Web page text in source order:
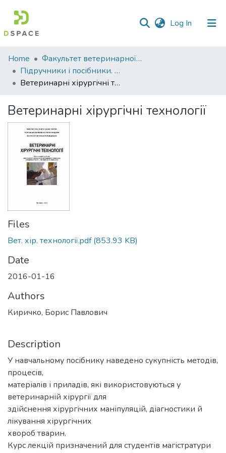
Log In (current)
Communities
&
Collections
Statistics
Home
Факультет ветеринарної медицини
Підручники і посібники. Факультет ветеринарної медицини
Ветеринарні хірургічні технології
Ветеринарні хірургічні технології
Files
Вет. хір. технології.pdf(853.93 KB)
Date
2016-01-16
Authors
Киричко, Борис Павлович
Description
У навчальному посібнику наведено сукупність методів,
процесів,
матеріалів і приладів, які використовуються у
ветеринарній хірургії для
здійснення хірургічних маніпуляцій, діагностики й
лікування хірургічних
хвороб тварин.
Курс лекцій призначений для студентів магістратури